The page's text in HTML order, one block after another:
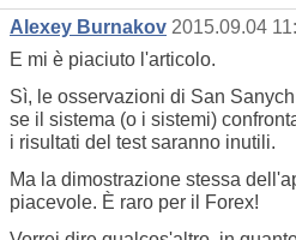
Alexey Burnakov 2015.09.04
E mi è piaciuto l'articolo.
Sì, le osservazioni di San
se il sistema (o i sistemi)
i risultati del test saranno inutili.
Ma la dimostrazione stessa
piacevole. È raro per il Forex!